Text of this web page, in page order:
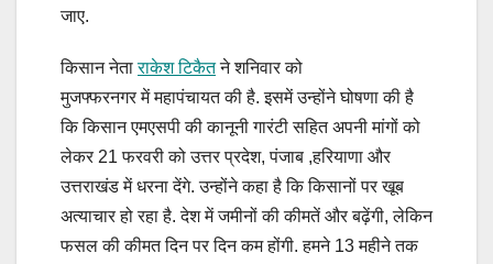
जाए.
किसान नेताराकेश टिकैतने शनिवार को
मुजफ्फरनगर में महापंचायत की है. इसमें उन्होंने घोषणा की है
कि किसान एमएसपी की कानूनी गारंटी सहित अपनी मांगों को
लेकर 21 फरवरी को उत्तर प्रदेश, पंजाब ,हरियाणा और
उत्तराखंड में धरना देंगे. उन्होंने कहा है कि किसानों पर खूब
अत्याचार हो रहा है. देश में जमीनों की कीमतें और बढ़ेंगी, लेकिन
फसल की कीमत दिन पर दिन कम होंगी. हमने 13 महीने तक